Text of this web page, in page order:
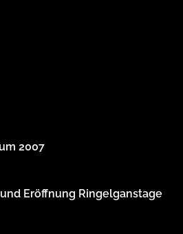
2007
Eröffnung Ringelganstage